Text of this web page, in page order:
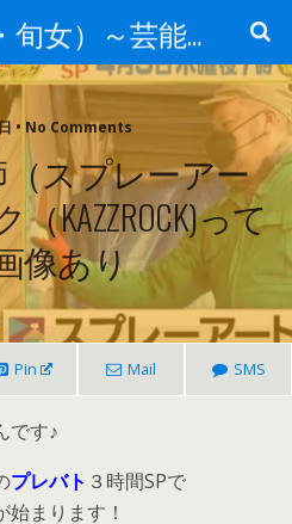
旬人（旬男・旬女）～芸能界等から旬な人・歌等の情報～
• No Comments
スプレーアー
KAZZROCK)って
像あり
Pin Mail SMS
です♪
プレバト ３時間SPで
始まります！